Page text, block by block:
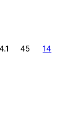
4.1 45 14